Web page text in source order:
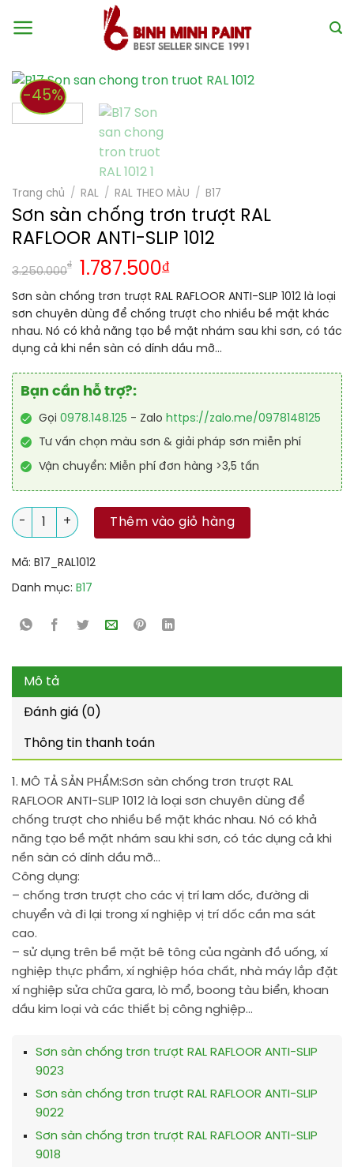
-45%
Trang chủ / RAL / RAL THEO MÀU / B17
Sơn sàn chống trơn trượt RAL
RAFLOOR ANTI-SLIP 1012
3.250.000
₫ 1.787.500₫
Sơn sàn chống trơn trượt RAL RAFLOOR ANTI-SLIP 1012 là loại
sơn chuyên dùng để chống trượt cho nhiều bề mặt khác
nhau. Nó có khả năng tạo bề mặt nhám sau khi sơn, có tác
dụng cả khi nền sàn có dính dầu mỡ…
Bạn cần hỗ trợ?:
Gọi 0978.148.125 - Zalo https://zalo.me/0978148125
Tư vấn chọn màu sơn & giải pháp sơn miễn phí
Vận chuyển: Miễn phí đơn hàng >3,5 tấn
Sơn sàn chống trơn trượt RAL RAFLOOR ANTI-SLIP 1012 số
Thêm vào giỏ hàng
Mã: B17_RAL1012
Danh mục: B17
Mô tả
Đánh giá (0)
Thông tin thanh toán
1. MÔ TẢ SẢN PHẨM:Sơn sàn chống trơn trượt RAL
RAFLOOR ANTI-SLIP 1012 là loại sơn chuyên dùng để
chống trượt cho nhiều bề mặt khác nhau. Nó có khả
năng tạo bề mặt nhám sau khi sơn, có tác dụng cả khi
nền sàn có dính dầu mỡ…
Công dụng:
– chống trơn trượt cho các vị trí lam dốc, đường di
chuyển và đi lại trong xí nghiệp vị trí dốc cần ma sát
cao.
– sử dụng trên bề mặt bê tông của ngành đồ uống, xí
nghiệp thực phẩm, xí nghiệp hóa chất, nhà máy lắp đặt
xí nghiệp sửa chữa gara, lò mổ, boong tàu biển, khoan
dầu kim loại và các thiết bị công nghiệp…
Sơn sàn chống trơn trượt RAL RAFLOOR ANTI-SLIP
9023
Sơn sàn chống trơn trượt RAL RAFLOOR ANTI-SLIP
9022
Sơn sàn chống trơn trượt RAL RAFLOOR ANTI-SLIP
9018